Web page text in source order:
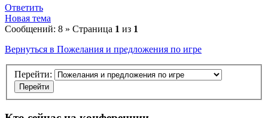
Ответить
Новая тема
Сообщений: 8 » Страница 1 из 1
Вернуться в Пожелания и предложения по игре
Перейти: